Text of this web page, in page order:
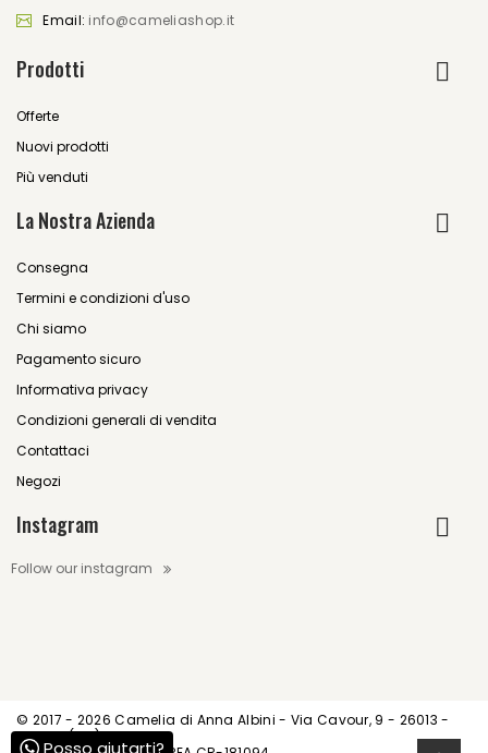
Posso aiutarti?
Email: info@cameliashop.it
Prodotti
Offerte
Nuovi prodotti
Più venduti
La Nostra Azienda
Consegna
Termini e condizioni d'uso
Chi siamo
Pagamento sicuro
Informativa privacy
Condizioni generali di vendita
Contattaci
Negozi
Instagram
Follow our instagram
© 2017 - 2026 Camelia di Anna Albini - Via Cavour, 9 - 26013 -
Crema (CR)